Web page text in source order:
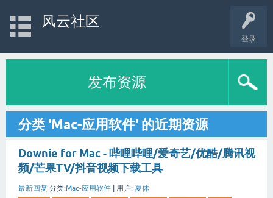
登录
风云社区
发布资源
分类 'Mac-应用软件' 的近期资源
Downie for Mac - 哔哩哔哩/爱奇艺/优酷/腾讯视
频/芒果TV/抖音视频下载工具
最新回复 分类:Mac-应用软件 用户: 夏休